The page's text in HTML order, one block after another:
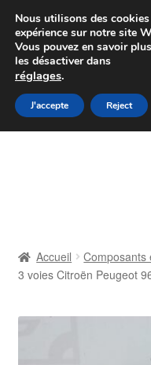
Colissimo
Du lundi au
Aller
à
Aller
au
Contact
Livraison
Accueil Composants
3 voies Citroën Peugeot
Nous utilisons des
expérience sur notre site
Vous pouvez en savoir
les désactiver dans
réglages.
J'accepte Reject